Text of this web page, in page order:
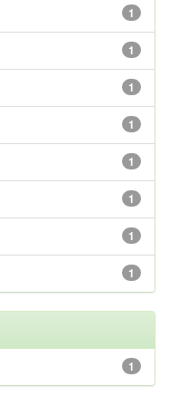
1
1
1
1
1
1
1
1
1